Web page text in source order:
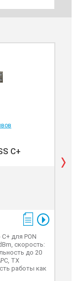
C+
С+ для PON
скорость:
до 20
TX
работы как